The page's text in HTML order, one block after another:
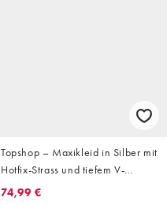
Topshop – Maxikleid in Silber mit
Hotfix-Strass und tiefem V-
Ausschnitt
74,99 €